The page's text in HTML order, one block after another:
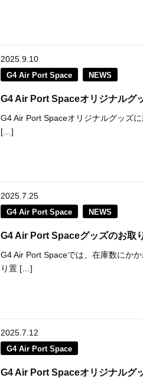
2025.9.10
G4 Air Port Space NEWS
G4 Air Port Spaceオリジナルグ
G4 Air Port Spaceオリジナルグッズ
[…]
2025.7.25
G4 Air Port Space NEWS
G4 Air Port Spaceグッズのお取
G4 Air Port Spaceでは、在庫数にか
り置 […]
2025.7.12
G4 Air Port Space
G4 Air Port Spaceオリジナルグ